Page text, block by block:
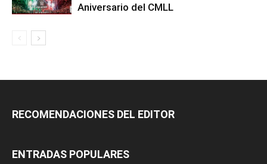
Aniversario del CMLL
RECOMENDACIONES DEL EDITOR
ENTRADAS POPULARES